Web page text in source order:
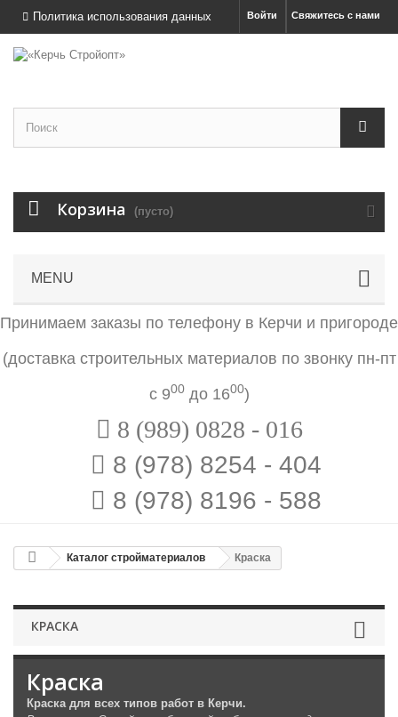
Свяжитесь с нами
Войти
Политика использования данных
Корзина (пусто)
MENU
Принимаем заказы по телефону в Керчи и пригороде
(доставка строительных материалов по звонкупн-пт
с 900до 1600)
8 (989) 0828 - 016
8 (978) 8254 - 404
8 (978) 8196 - 588
Каталог стройматериалов Краска
КРАСКА
Краска
Краска для всех типов работ в Керчи.